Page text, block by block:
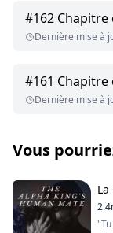
#162 Chapitre cent
Dernière mise à
#161 Chapitre cent
Dernière mise à
Vous